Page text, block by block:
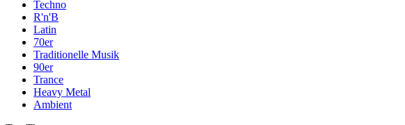
Techno
R'n'B
Latin
70er
Traditionelle Musik
90er
Trance
Heavy Metal
Ambient